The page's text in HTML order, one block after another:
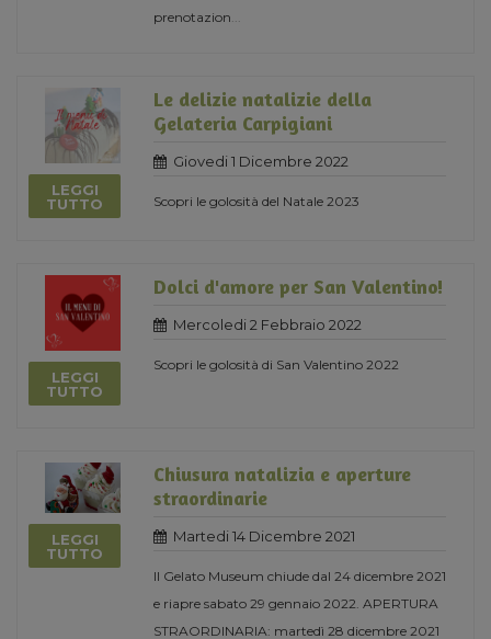
prenotazion
LEGGI
TUTTO
Le delizie natalizie della
Gelateria Carpigiani
Giovedi 1 Dicembre 2022
Scopri le golosità del Natale 2023
LEGGI
TUTTO
Dolci d'amore per San Valentino!
Mercoledi 2 Febbraio 2022
Scopri le golosità di San Valentino 2022
LEGGI
TUTTO
Chiusura natalizia e aperture
straordinarie
Martedi 14 Dicembre 2021
Il Gelato Museum chiude dal 24 dicembre 2021
e riapre sabato 29 gennaio 2022. APERTURA
STRAORDINARIA: martedì 28 dicembre 2021